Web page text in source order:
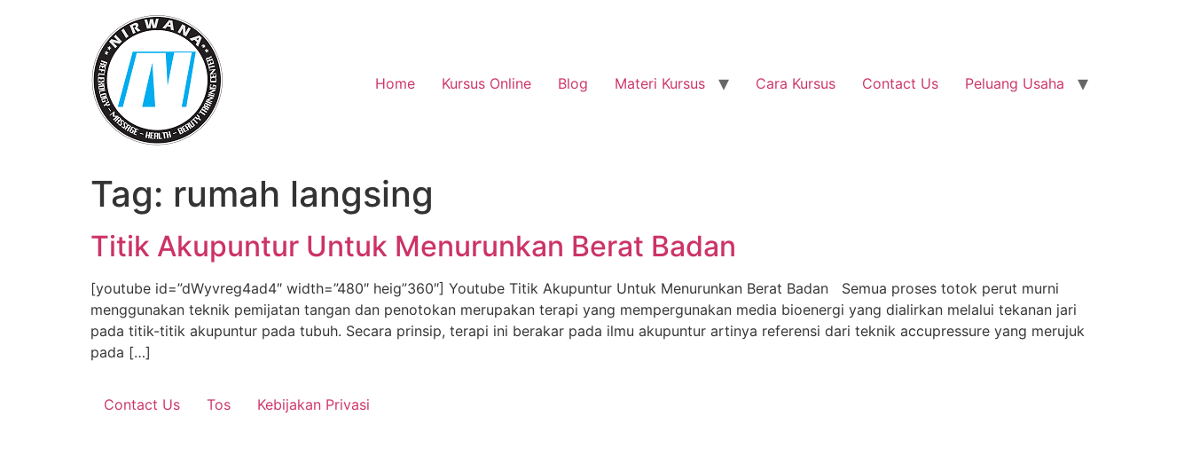
Home
Kursus Online Blog Materi Kursus Cara Kursus Contact Us Peluang Usaha
Tag: rumah langsing
Titik Akupuntur Untuk Menurunkan Berat Badan
[youtube id=”dWyvreg4ad4″ width=”480″ heig”360″] Youtube Titik Akupuntur Untuk Menurunkan Berat Badan Semua proses totok perut murni
menggunakan teknik pemijatan tangan dan penotokan merupakan terapi yang mempergunakan media bioenergi yang dialirkan melalui tekanan jari
pada titik-titik akupuntur pada tubuh. Secara prinsip, terapi ini berakar pada ilmu akupuntur artinya referensi dari teknik accupressure yang merujuk
pada […]
Contact Us Tos Kebijakan Privasi